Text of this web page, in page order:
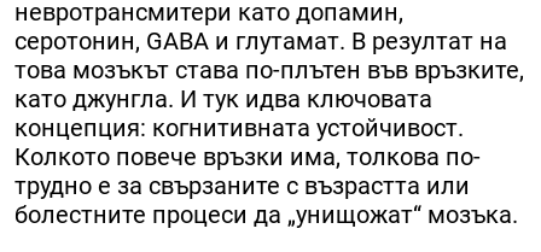
невротрансмитери като допамин,
серотонин, GABA и глутамат. В резултат на
това мозъкът става по-плътен във връзките,
като джунгла. И тук идва ключовата
концепция: когнитивната устойчивост.
Колкото повече връзки има, толкова по-
трудно е за свързаните с възрастта или
болестните процеси да „унищожат“ мозъка.